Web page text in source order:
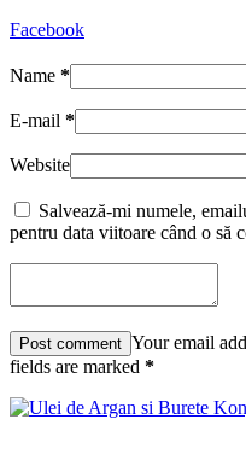
Facebook
Name *
E-mail *
Website
Salvează-mi numele,
pentru data viitoare când o să
Your email
fields are marked *